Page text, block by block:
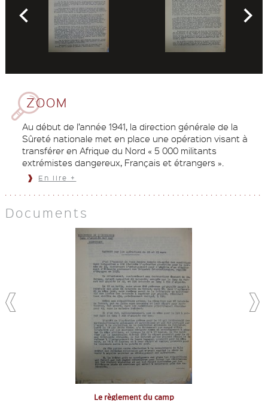
ZOOM
Au début de l’année 1941, la direction générale de la
Sûreté nationale met en place une opération visant à
transférer en Afrique du Nord « 5 000 militants
extrémistes dangereux, Français et étrangers ».
En lire +
Documents
Le règlement du camp